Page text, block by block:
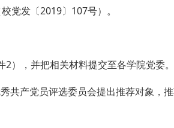
党发〔2019〕107号）。
），并把相关材料提交至各学院党委。
共产党员评选委员会提出推荐对象，